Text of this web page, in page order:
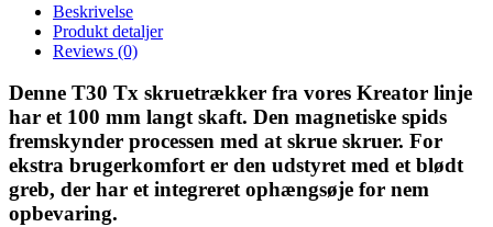
Beskrivelse
Produkt detaljer
Reviews (0)
Denne T30 Tx skruetrækker fra vores Kreator linje
har et 100 mm langt skaft. Den magnetiske spids
fremskynder processen med at skrue skruer. For
ekstra brugerkomfort er den udstyret med et blødt
greb, der har et integreret ophængsøje for nem
opbevaring.